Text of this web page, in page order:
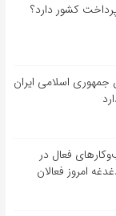
کشور دارد؟
جمهوری اسلامی ایران
فعال در
امروز فعالان